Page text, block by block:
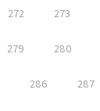
272 273
279 280
286 287